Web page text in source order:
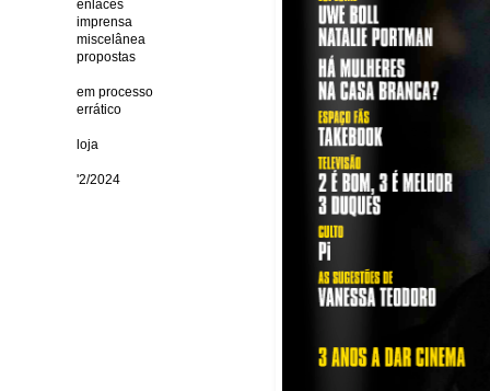
enlaces
imprensa
miscelânea
propostas
em processo
errático
loja
'2/2024